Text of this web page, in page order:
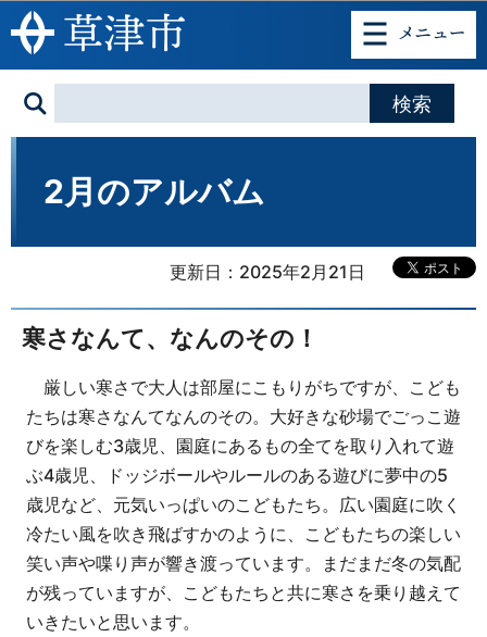
このページの本文へ移動
2月のアルバム
更新日：2025年2月21日
寒さなんて、なんのその！
厳しい寒さで大人は部屋にこもりがちですが、こども
たちは寒さなんてなんのその。大好きな砂場でごっこ遊
びを楽しむ3歳児、園庭にあるもの全てを取り入れて遊
ぶ4歳児、ドッジボールやルールのある遊びに夢中の5
歳児など、元気いっぱいのこどもたち。広い園庭に吹く
冷たい風を吹き飛ばすかのように、こどもたちの楽しい
笑い声や喋り声が響き渡っています。まだまだ冬の気配
が残っていますが、こどもたちと共に寒さを乗り越えて
いきたいと思います。